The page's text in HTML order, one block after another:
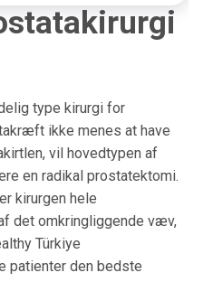
type kirurgi for
ikke menes at have
vil hovedtypen af
en radikal prostatektomi.
kirurgen hele
det omkringliggende væv,
Türkiye
patienter den bedste